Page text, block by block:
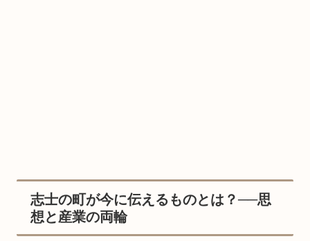
志士の町が今に伝えるものとは？──思
想と産業の両輪